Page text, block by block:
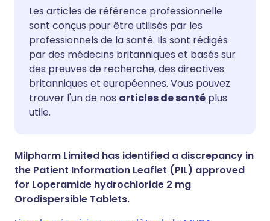
Partager par email
Partager sur Facebook
Partager via LinkedIn
Partager via WhatsApp
Copier le lien
🇬🇧 English 🇩🇪 Deutsch
🇪🇸 Español 🇫🇷 Français
🇮🇹 Italiano 🇵🇹
🇸🇦 عربي 🇸🇪 Svenska
Les articles de référence professionnelle
sont conçus pour être utilisés par les
professionnels de la santé. Ils sont rédigés
par des médecins britanniques et basés sur
des preuves de recherche, des directives
britanniques et européennes. Vous pouvez
trouver l'un de nos articles de santé plus
utile.
Milpharm Limited has identified a discrepancy in
the Patient Information Leaflet (PIL) approved
for Loperamide hydrochloride 2 mg
Orodispersible Tablets.